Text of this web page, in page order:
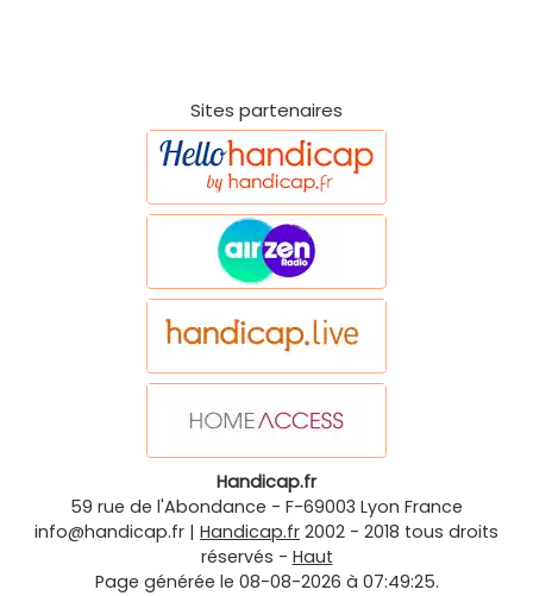
Sites partenaires
Handicap.fr
59 rue de l'Abondance - F-69003 Lyon France
info@handicap.fr | Handicap.fr 2002 - 2018 tous droits
réservés - Haut
Page générée le 08-08-2026 à 07:49:25.